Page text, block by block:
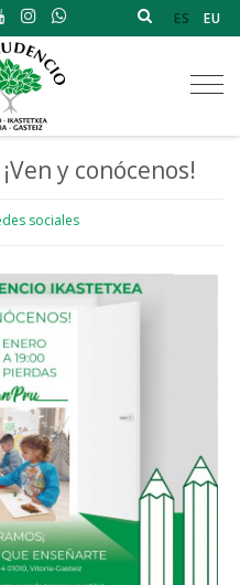
ES EU
y conócenos!
sociales